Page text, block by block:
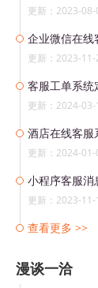
更新：2023-
企业微信在线
更新：2023-
客服工单系统
更新：2024-
酒店在线客服
更新：2024-
小程序客服消
更新：2023-
查看更多 >>
漫谈一洽